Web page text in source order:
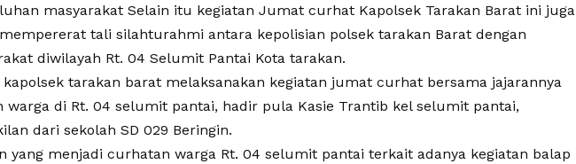
masyarakat Selain itu kegiatan Jumat curhat Kapolsek Tarakan Barat ini juga
tali silahturahmi antara kepolisian polsek tarakan Barat dengan
diwilayah Rt. 04 Selumit Pantai Kota tarakan.
kapolsek tarakan barat melaksanakan kegiatan jumat curhat bersama jajarannya
warga di Rt. 04 selumit pantai, hadir pula Kasie Trantib kel selumit pantai,
dari sekolah SD 029 Beringin.
yang menjadi curhatan warga Rt. 04 selumit pantai terkait adanya kegiatan balap